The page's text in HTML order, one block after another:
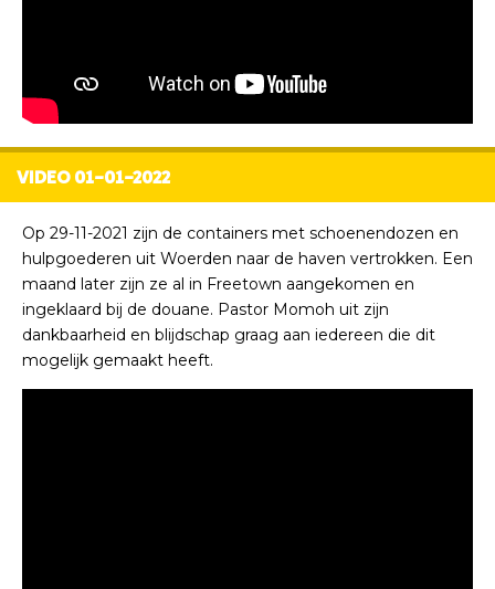
VIDEO 01-01-2022
Op 29-11-2021 zijn de containers met schoenendozen en
hulpgoederen uit Woerden naar de haven vertrokken. Een
maand later zijn ze al in Freetown aangekomen en
ingeklaard bij de douane. Pastor Momoh uit zijn
dankbaarheid en blijdschap graag aan iedereen die dit
mogelijk gemaakt heeft.